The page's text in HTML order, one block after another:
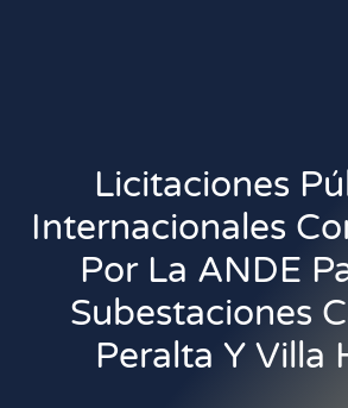
Licitaciones
Internacionales
Por La ANDE
Subestaciones
Peralta Y Villa